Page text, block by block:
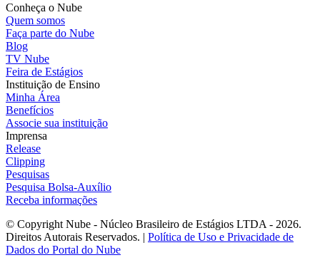
Conheça o Nube
Quem somos
Faça parte do Nube
Blog
TV Nube
Feira de Estágios
Instituição de Ensino
Minha Área
Benefícios
Associe sua instituição
Imprensa
Release
Clipping
Pesquisas
Pesquisa Bolsa-Auxílio
Receba informações
© Copyright Nube - Núcleo Brasileiro de Estágios LTDA - 2026.
Direitos Autorais Reservados. | Política de Uso e Privacidade de
Dados do Portal do Nube